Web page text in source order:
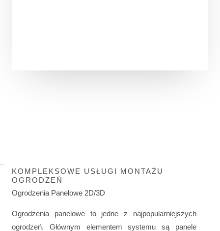
KOMPLEKSOWE USŁUGI MONTAŻU
OGRODZEŃ
Ogrodzenia Panelowe 2D/3D
Ogrodzenia panelowe to jedne z najpopularniejszych
ogrodzeń. Głównym elementem systemu są panele